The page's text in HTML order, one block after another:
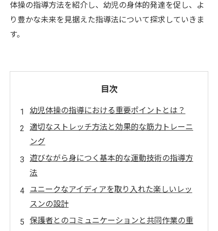
体操の指導方法を紹介し、幼児の身体的発達を促し、よ
り豊かな未来を見据えた指導法について探求していきま
す。
目次
幼児体操の指導における重要ポイントとは？
適切なストレッチ方法と効果的な筋力トレーニ
ング
遊びながら身につく基本的な運動技術の指導方
法
ユニークなアイディアを取り入れた楽しいレッ
スンの設計
保護者とのコミュニケーションと共同作業の重